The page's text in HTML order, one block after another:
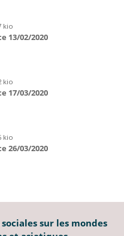
kio
13/02/2020
kio
17/03/2020
kio
26/03/2020
sur les mondes